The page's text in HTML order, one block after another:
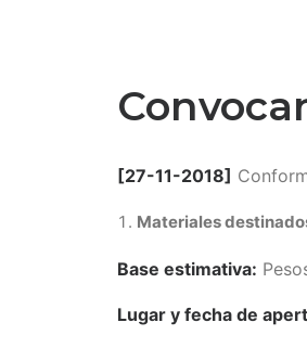
[27-11-2018]
Materiales
Base estimativa:
Lugar y fecha de